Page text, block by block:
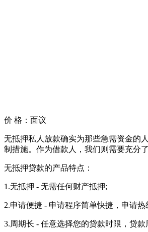
价 格： 面议
无抵押私人放款确实为那些急需资金的
制措施。作为借款人，我们则需要充分
无抵押贷款的产品特点：
1.无抵押 - 无需任何财产抵押;
2.申请便捷 - 申请程序简单快捷，申请
3.周期长 - 任意选择您的贷款时限，贷款